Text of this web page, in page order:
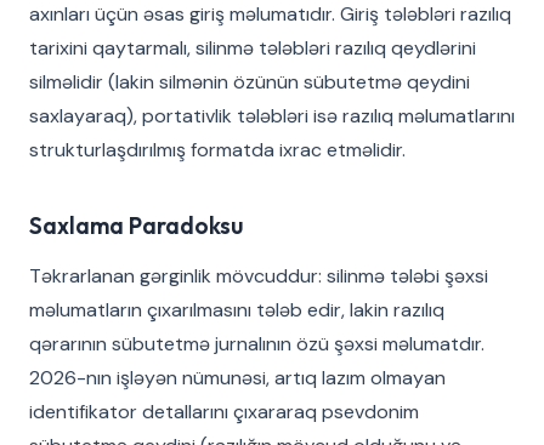
axınları üçün əsas giriş məlumatıdır. Giriş tələbləri razılıq
tarixini qaytarmalı, silinmə tələbləri razılıq qeydlərini
silməlidir (lakin silmənin özünün sübutetmə qeydini
saxlayaraq), portativlik tələbləri isə razılıq məlumatlarını
strukturlaşdırılmış formatda ixrac etməlidir.
Saxlama Paradoksu
Təkrarlanan gərginlik mövcuddur: silinmə tələbi şəxsi
məlumatların çıxarılmasını tələb edir, lakin razılıq
qərarının sübutetmə jurnalının özü şəxsi məlumatdır.
2026-nın işləyən nümunəsi, artıq lazım olmayan
identifikator detallarını çıxararaq psevdonim